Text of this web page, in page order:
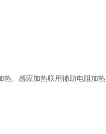
、感应加热联用辅助电阻加热